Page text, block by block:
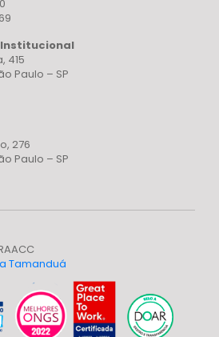
415
Paulo – SP
276
Paulo – SP
Tamanduá